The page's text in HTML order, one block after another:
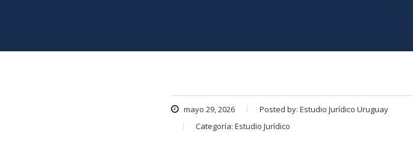
mayo 29, 2026 Posted by: Estudio Jurídico Uruguay
Categoría: Estudio Jurídico